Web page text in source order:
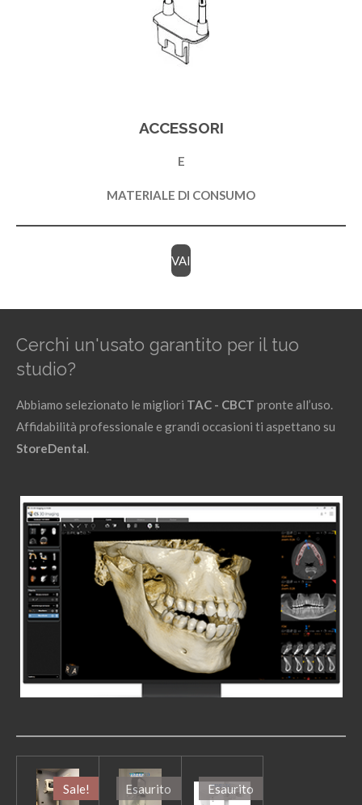
ACCESSORI
E
MATERIALE DI CONSUMO
VAI
Cerchi un'usato garantito per il tuo
studio?
Abbiamo selezionato le migliori TAC - CBCT pronte all’uso.
Affidabilità professionale e grandi occasioni ti aspettano su
StoreDental.
Sale! Esaurito Esaurito